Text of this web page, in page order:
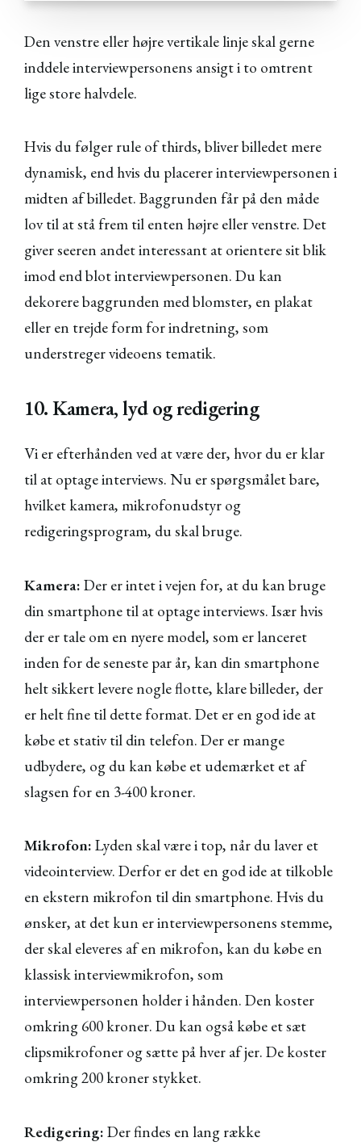
Den venstre eller højre vertikale linje skal gerne
inddele interviewpersonens ansigt i to omtrent
lige store halvdele.
Hvis du følger rule of thirds, bliver billedet mere
dynamisk, end hvis du placerer interviewpersonen i
midten af billedet. Baggrunden får på den måde
lov til at stå frem til enten højre eller venstre. Det
giver seeren andet interessant at orientere sit blik
imod end blot interviewpersonen. Du kan
dekorere baggrunden med blomster, en plakat
eller en trejde form for indretning, som
understreger videoens tematik.
10. Kamera, lyd og redigering
Vi er efterhånden ved at være der, hvor du er klar
til at optage interviews. Nu er spørgsmålet bare,
hvilket kamera, mikrofonudstyr og
redigeringsprogram, du skal bruge.
Kamera: Der er intet i vejen for, at du kan bruge
din smartphone til at optage interviews. Især hvis
der er tale om en nyere model, som er lanceret
inden for de seneste par år, kan din smartphone
helt sikkert levere nogle flotte, klare billeder, der
er helt fine til dette format. Det er en god ide at
købe et stativ til din telefon. Der er mange
udbydere, og du kan købe et udemærket et af
slagsen for en 3-400 kroner.
Mikrofon: Lyden skal være i top, når du laver et
videointerview. Derfor er det en god ide at tilkoble
en ekstern mikrofon til din smartphone. Hvis du
ønsker, at det kun er interviewpersonens stemme,
der skal eleveres af en mikrofon, kan du købe en
klassisk interviewmikrofon, som
interviewpersonen holder i hånden. Den koster
omkring 600 kroner. Du kan også købe et sæt
clipsmikrofoner og sætte på hver af jer. De koster
omkring 200 kroner stykket.
Redigering: Der findes en lang række